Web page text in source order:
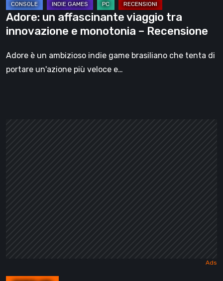
Recensione
Adore: un affascinante viaggio tra
innovazione e monotonia – Recensione
Adore è un ambizioso indie game brasiliano che tenta di
portare un'azione più veloce e…